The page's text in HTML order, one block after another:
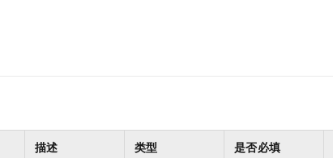
描述 类型 是否必填